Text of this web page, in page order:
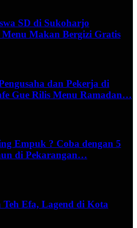
SD di Sukoharjo
Makan Bergizi Gratis
dan Pekerja di
Gue Rilis Menu Ramadan…
Empuk ? Coba dengan 5
di Pekarangan…
Teh Efa, Lagend di Kota